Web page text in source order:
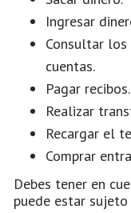
Ingresar
Consultar
cuentas.
Pagar recibos.
Realizar
Recargar el
Comprar
Debes tener en
puede estar